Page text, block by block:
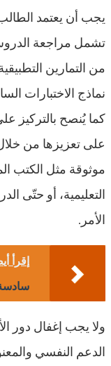
يجب أن يعتمد
تشمل مراجعة
من التمارين
نماذج الاختبارات
كما يُنصح بالتركيز
على تعزيزها من
موثوقة مثل الكتب
التعليمية، أو حتّى
الأمر.
إقرأ
سادسة
ولا يجب إغفال دور
الدعم النفسي